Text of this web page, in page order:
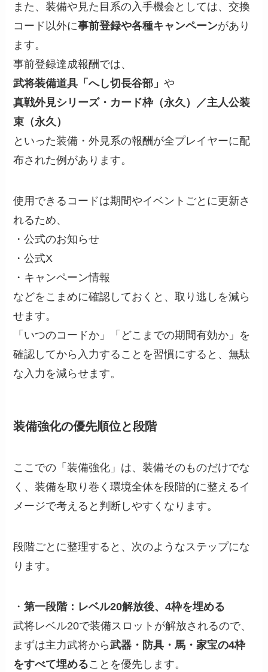
また、装備や見た目系の入手機会としては、交換
コード以外に事前登録や各種キャンペーンがあり
ます。
事前登録達成報酬では、
武将装備道具「へし切長谷部」や
真戦外見シリーズ・カード枠（永久）／主人公装
束（永久）
といった装備・外見系の報酬が全プレイヤーに配
布された例があります。
使用できるコードは期間やイベントごとに更新さ
れるため、
・公式のお知らせ
・公式X
・キャンペーン情報
などをこまめに確認しておくと、取り逃しを減ら
せます。
「いつのコードか」「どこまでの期間有効か」を
確認してから入力することを習慣にすると、無駄
な入力を減らせます。
装備強化の優先順位と段階
ここでの「装備強化」は、装備そのものだけでな
く、装備を取り巻く環境全体を段階的に整えるイ
メージで考えると判断しやすくなります。
段階ごとに整理すると、次のようなステップにな
ります。
・第一段階：レベル20解放後、4枠を埋める
武将レベル20で装備スロットが解放されるので、
まずは主力武将から武器・防具・馬・家宝の4枠
をすべて埋めることを優先します。